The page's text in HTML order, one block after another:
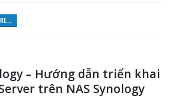
– Hướng dẫn triển khai
trên NAS Synology